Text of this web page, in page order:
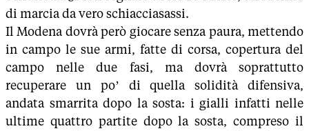
di marcia da vero schiacciasassi.
Il Modena dovrà però giocare senza paura, mettendo
in campo le sue armi, fatte di corsa, copertura del
campo nelle due fasi, ma dovrà soprattutto
recuperare un po’ di quella solidità difensiva,
andata smarrita dopo la sosta: i gialli infatti nelle
ultime quattro partite dopo la sosta, compreso il